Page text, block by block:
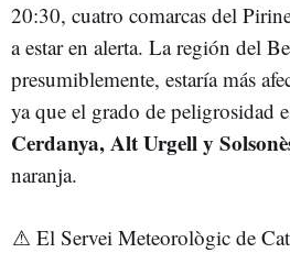
20:30, cuatro comarcas del
a estar en alerta. La región del
presumiblemente, estaría más
ya que el grado de peligrosidad
Cerdanya, Alt Urgell y
naranja.
⚠ El Servei Meteorològic de